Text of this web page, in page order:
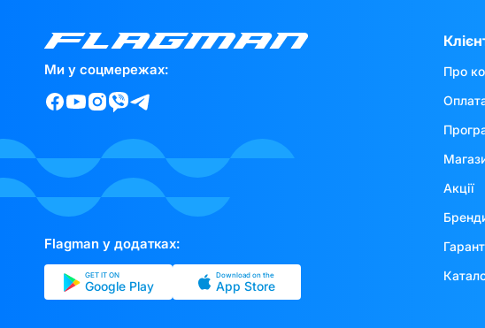
Ми у соцмережах:
Flagman у додатках:
GET IT ON
Google Play
Download on the
App Store
Про
Акції